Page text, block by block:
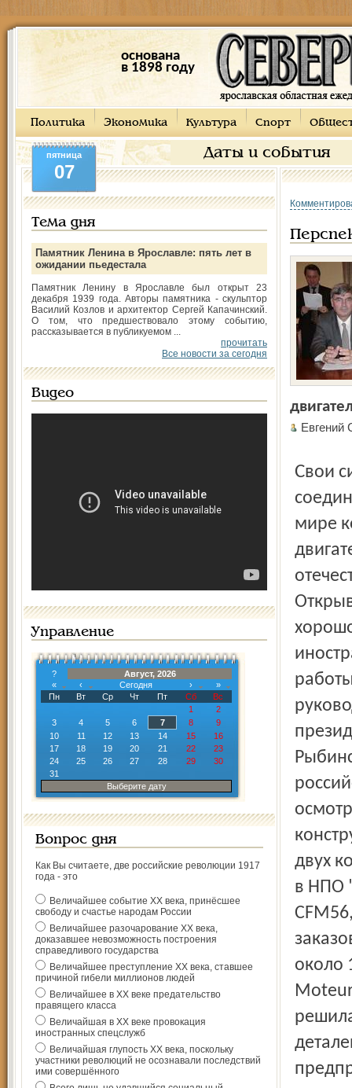
основана
в 1898 году
Политика Экономика Культура Спорт
Даты и события
пятница
07
Тема дня
Памятник Ленина в Ярославле: пять лет в
ожидании пьедестала
Памятник Ленину в Ярославле был открыт 23
декабря 1939 года. Авторы памятника - скульптор
Василий Козлов и архитектор Сергей Капачинский.
О том, что предшествовало этому событию,
рассказывается в публикуемом ...
прочитать
Все новости за сегодня
Видео
Управление
?
Август, 2026
«
‹ Сегодня ›
»
Пн
Вт Ср Чт Пт Сб
Вс
1
2
3
4 5 6 7 8
9
10
11 12 13 14 15
16
17
18 19 20 21 22
23
24
25 26 27 28 29
30
31
Выберите дату
Вопрос дня
Как Вы считаете, две российские революции 1917
года - это
Величайшее событие ХХ века, принёсшее
свободу и счастье народам России
Величайшее разочарование ХХ века,
доказавшее невозможность построения
справедливого государства
Величайшее преступление ХХ века, ставшее
причиной гибели миллионов людей
Величайшее в ХХ веке предательство
правящего класса
Величайшая в ХХ веке провокация
иностранных спецслужб
Величайшая глупость ХХ века, поскольку
участники революций не осознавали последствий
ими совершённого
Свои силы и средства в этом проекте равномерно
мире
двух
в НПО
около